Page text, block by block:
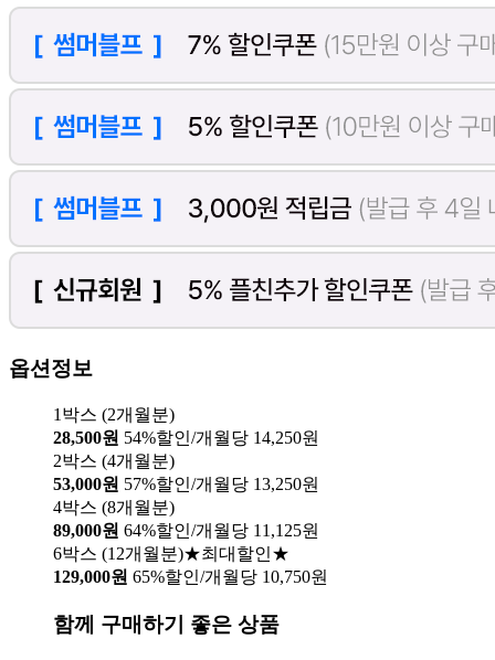
옵션정보
1박스 (2개월분)
28,500원 54%할인/개월당 14,250원
2박스 (4개월분)
53,000원 57%할인/개월당 13,250원
4박스 (8개월분)
89,000원 64%할인/개월당 11,125원
6박스 (12개월분)★최대할인★
129,000원 65%할인/개월당 10,750원
함께 구매하기 좋은 상품